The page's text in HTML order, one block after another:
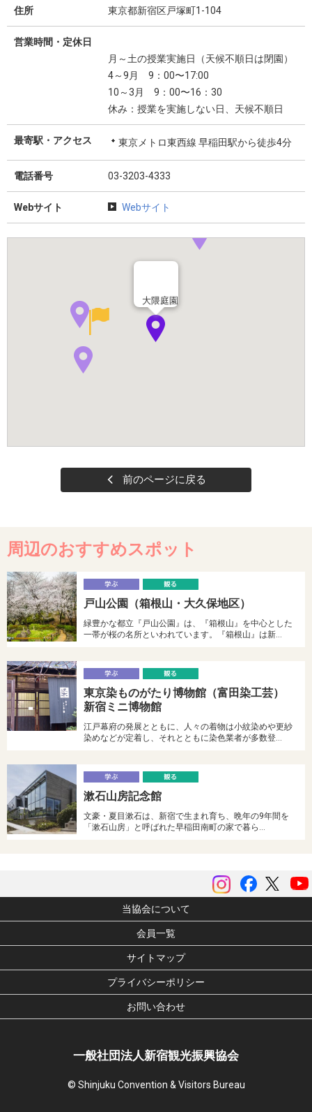
住所 東京都新宿区戸塚町1-104
営業時間・定休日
月～土の授業実施日（天候不順日は閉園）
4～9月 9：00〜17:00
10～3月 9：00〜16：30
休み：授業を実施しない日、天候不順日
最寄駅・アクセス 東京メトロ東西線 早稲田駅から徒歩4分
電話番号 03-3203-4333
Webサイト Webサイト
大隈庭園
前のページに戻る
周辺のおすすめスポット
ぶ
る
戸山公園（箱根山・大久保地区）
緑豊かな都立『戸山公園』は、『箱根山』を中心とした
一帯が桜の名所といわれています。『箱根山』は新…
ぶ
る
東京染ものがたり博物館（富田染工芸）
新宿ミニ博物館
江戸幕府の発展とともに、人々の着物は小紋染めや更紗
染めなどが定着し、それとともに染色業者が多数登…
ぶ
る
漱石山房記念館
文豪・夏目漱石は、新宿で生まれ育ち、晩年の9年間を
「漱石山房」と呼ばれた早稲田南町の家で暮ら…
ツイ
Facebook
instagram
当協会について
会員一覧
サイトマップ
プライバシーポリシー
お問い合わせ
一般社団法人新宿観光振興協会
© Shinjuku Convention & Visitors Bureau